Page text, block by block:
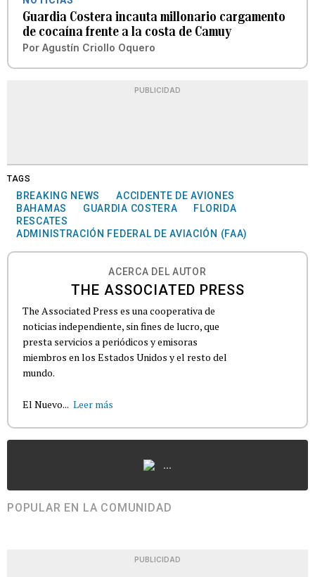
Guardia Costera incauta millonario cargamento
de cocaína frente a la costa de Camuy
Por Agustín Criollo Oquero
PUBLICIDAD
TAGS
BREAKING NEWS
ACCIDENTE DE AVIONES
BAHAMAS
GUARDIA COSTERA
FLORIDA
RESCATES
ADMINISTRACIÓN FEDERAL DE AVIACIÓN (FAA)
ACERCA DEL AUTOR
THE ASSOCIATED PRESS
The Associated Press es una cooperativa de
noticias independiente, sin fines de lucro, que
presta servicios a periódicos y emisoras
miembros en los Estados Unidos y el resto del
mundo.
El Nuevo... Leer más
...
POPULAR EN LA COMUNIDAD
PUBLICIDAD